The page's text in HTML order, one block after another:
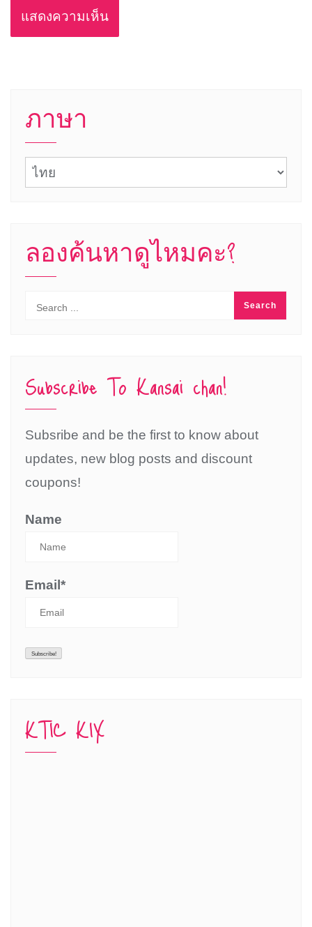
ภาษา
ภาษา
ลองค้นหาดูไหมคะ?
Subscribe To Kansai chan!
Subsribe and be the first to know about
updates, new blog posts and discount
coupons!
Name
Email*
KTIC KIX